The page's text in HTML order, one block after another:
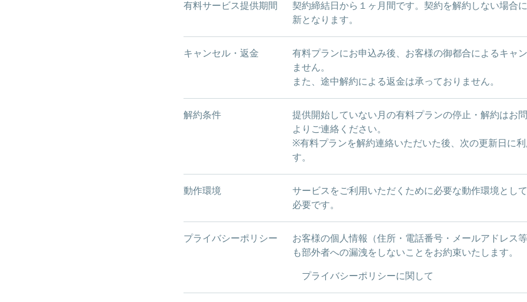
有料サービス提供期間
契約締結日から１ヶ月間です。契約を解約しない場合
新となります。
キャンセル・返金
有料プランにお申込み後、お客様の御都合によるキャ
ません。
また、途中解約による返金は承っておりません。
解約条件
提供開始していない月の有料プランの停止・解約はお
よりご連絡ください。
※有料プランを解約連絡いただいた後、次の更新日に利
す。
動作環境
サービスをご利用いただくために必要な動作環境とし
必要です。
プライバシーポリシー
お客様の個人情報（住所・電話番号・メールアドレス
も部外者への漏洩をしないことをお約束いたします。
プライバシーポリシーに関して